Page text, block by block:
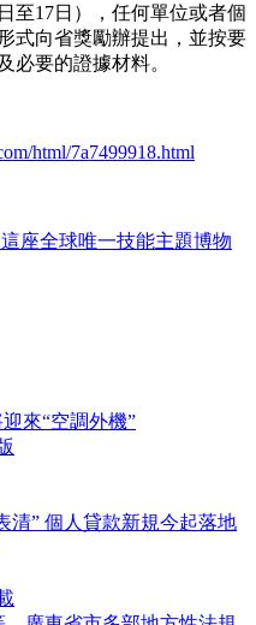
17日），任何單位或者個
式向省獎勵辦提出，並按要
必要的證據材料。
html/7a7499918.html
座全球唯一技能主題博物
來“空調外機”
清” 個人貸款新規今起落地